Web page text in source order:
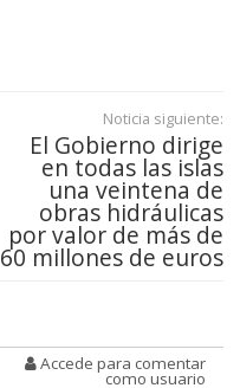
Noticia siguiente:
El Gobierno dirige
en todas las islas
una veintena de
obras hidráulicas
por valor de más de
60 millones de euros
Accede para comentar
como usuario